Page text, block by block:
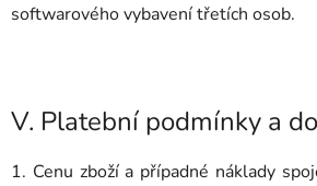
softwarového vybavení třetích osob.
V. Platební podmínky a
1. Cenu zboží a případné náklady